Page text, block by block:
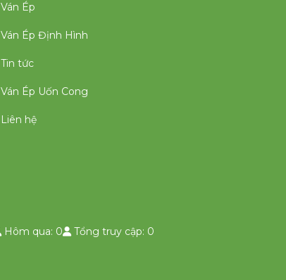
Ván Ép
Ván Ép Định Hình
Tin tức
Ván Ép Uốn Cong
Liên hệ
Hôm qua: 0 Tổng truy cập: 0